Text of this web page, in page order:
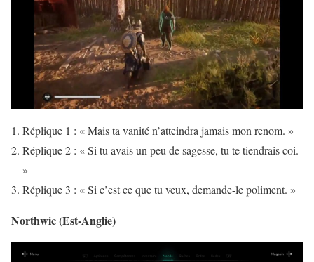
Réplique 1 : « Mais ta vanité n’atteindra jamais mon renom. »
Réplique 2 : « Si tu avais un peu de sagesse, tu te tiendrais coi.
»
Réplique 3 : « Si c’est ce que tu veux, demande-le poliment. »
Northwic (Est-Anglie)